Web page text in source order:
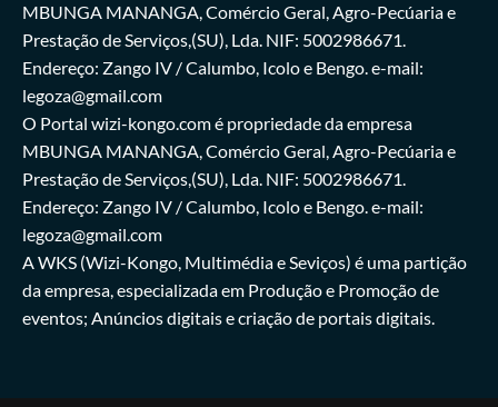
MBUNGA MANANGA, Comércio Geral, Agro-Pecúaria e
Prestação de Serviços,(SU), Lda. NIF: 5002986671.
Endereço: Zango IV / Calumbo, Icolo e Bengo. e-mail:
legoza@gmail.com
O Portal wizi-kongo.com é propriedade da empresa
MBUNGA MANANGA, Comércio Geral, Agro-Pecúaria e
Prestação de Serviços,(SU), Lda. NIF: 5002986671.
Endereço: Zango IV / Calumbo, Icolo e Bengo. e-mail:
legoza@gmail.com
A WKS (Wizi-Kongo, Multimédia e Seviços) é uma partição
da empresa, especializada em Produção e Promoção de
eventos; Anúncios digitais e criação de portais digitais.